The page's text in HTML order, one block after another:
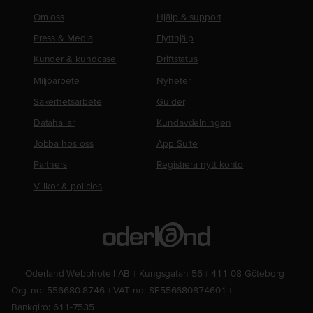
Om oss
Press & Media
Kunder & kundcase
Miljöarbete
Säkerhetsarbete
Datahallar
Jobba hos oss
Partners
Villkor & policies
Hjälp & support
Flytthjälp
Driftstatus
Nyheter
Guider
Kundavdelningen
App Suite
Registrera nytt konto
Oderland Webbhotell AB Kungsgatan 56
411 08 Göteborg
Org. no: 556680-8746
VAT no: SE556680874601
Bankgiro: 611-7535